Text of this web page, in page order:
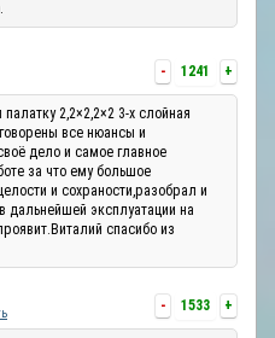
- 1241 +
2,2×2,2×2 3-х слойная
все нюансы и
дело и самое главное
за что ему большое
и сохраности,разобрал и
дальнейшей эксплуатации на
спасибо из
- 1533 +